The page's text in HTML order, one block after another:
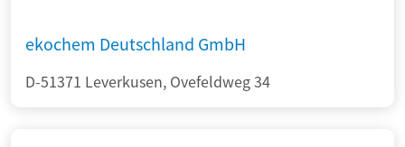
ekochem Deutschland GmbH
D-51371 Leverkusen, Ovefeldweg 34